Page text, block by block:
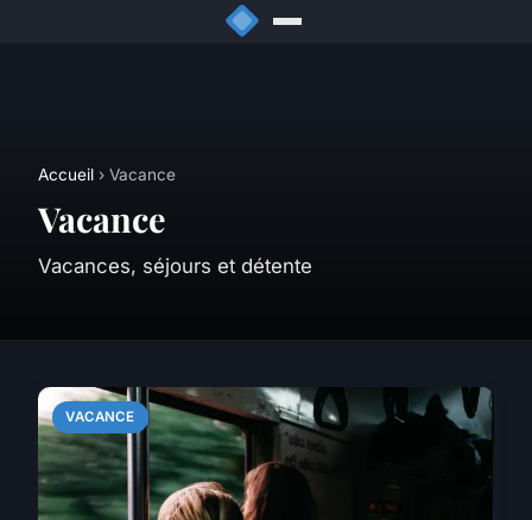
Accueil › Vacance
Vacance
Vacances, séjours et détente
VACANCE